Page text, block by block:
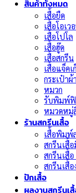
สินค้าทั้งหมด
เสื้อยืด
เสื้อโอเว
เสื้อโปโล
เสื้อฮู๊ด
เสื้อสกรีน
เสื้อแจ็คเ
กระเป๋าผ้า
หมวก
รับพิมพ์ฟิ
หมวดหมู่
ร้านสกรีนเสื้อ
เสื้อพิมพ์
สกรีนเสื้
สกรีนเสื้อ
สกรีนเสื้
ปักเสื้อ
ผลงานสกรีนเ